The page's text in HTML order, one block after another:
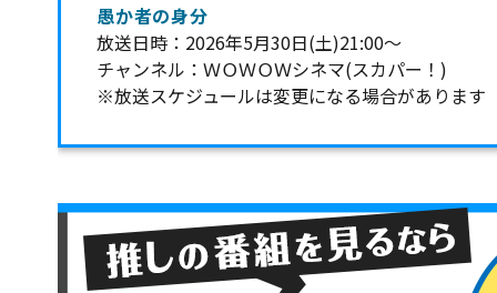
愚か者の身分
放送日時：2026年5月30日(土)21:00～
チャンネル：ＷＯＷＯＷシネマ(スカパー！)
※放送スケジュールは変更になる場合があります